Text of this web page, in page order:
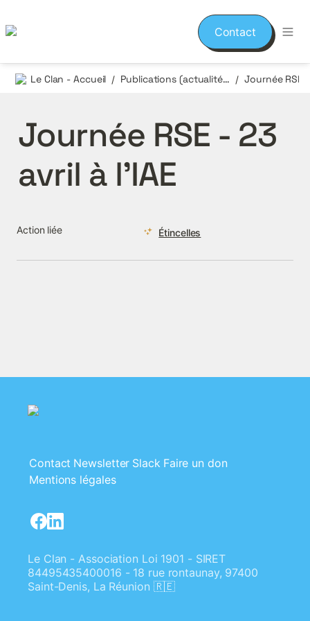
Contact
Le Clan - Accueil / Publications (actualités et événements) /
Journée RSE - 23
avril à l’IAE
Action liée Étincelles
Contact Newsletter Slack Faire un don
Mentions légales
Le Clan - Association Loi 1901 - SIRET
84495435400016 - 18 rue rontaunay, 97400
Saint-Denis, La Réunion 🇷🇪